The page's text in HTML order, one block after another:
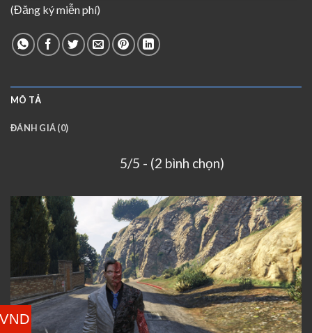
(Đăng ký miễn phí)
MÔ TẢ
ĐÁNH GIÁ (0)
5/5 - (2 bình chọn)
VND